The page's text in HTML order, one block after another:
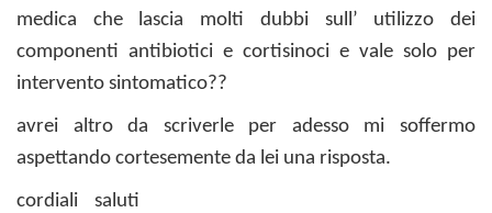
medica che lascia molti dubbi sull’ utilizzo dei
componenti antibiotici e cortisinoci e vale solo per
intervento sintomatico??
avrei altro da scriverle per adesso mi soffermo
aspettando cortesemente da lei una risposta.
cordiali saluti